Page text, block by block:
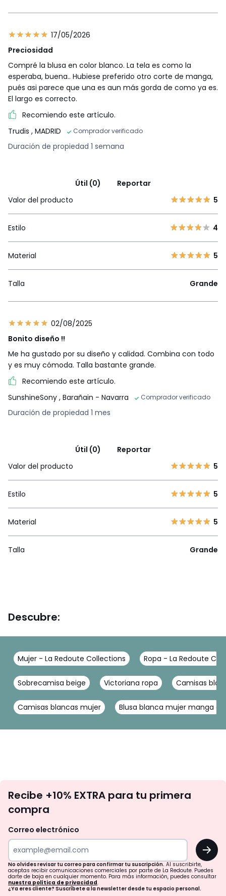
17/05/2026
Preciosidad
Compré la blusa en color blanco. La tela es como la
esperaba, buena.. Hubiese preferido otro corte de manga,
pués asi parece que una es aun más gorda de como ya es.
El largo es correcto.
Recomiendo este artículo.
Trudis , MADRID Comprador verificado
Duración de propiedad 1 semana
Útil (0)
Reportar
Valor del producto
5
Estilo 4
Material 5
Talla Grande
02/08/2025
Bonito diseño !!
Me ha gustado por su diseño y calidad. Combina con todo
y es muy cómoda. Talla bastante grande.
Recomiendo este artículo.
SunshineSony , Barañain - Navarra Comprador verificado
Duración de propiedad 1 mes
Útil (0)
Reportar
Valor del producto
5
Estilo 5
Material 5
Talla Grande
Descubre:
Mujer - La Redoute Collections Ropa - La Redoute
Sobrecamisa beige Victoriana ropa Camisas
Camisas blancas mujer Blusa blanca mujer manga
te
tu
para
confirmar
tu
Recibe +10% EXTRA para tu primera
compra
Correo electrónico
OK
No olvides revisar tu correo para confirmar tu suscripción. Al suscribirte,
aceptas recibir comunicaciones comerciales por parte de La Redoute. Puedes
darte de baja en cualquier momento. Para más información, puedes consultar
nuestra política de privacidad.
¿Ya eres cliente? Suscríbete a la newsletter desde tu espacio personal.